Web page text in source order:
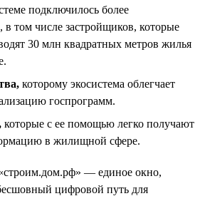
подключилось более
в том числе застройщиков, которые
30 млн квадратных метров жилья
которому экосистема облегчает
госпрограмм.
которые с ее помощью легко получают
в жилищной сфере.
— единое окно,
цифровой путь для